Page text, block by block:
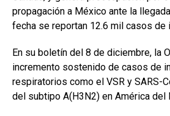
propagación a México ante la
fecha se reportan 12.6 mil casos de
En su boletín del 8 de diciembre, la
incremento sostenido de casos de
respiratorios como el VSR y SARS-
del subtipo A(H3N2) en América del